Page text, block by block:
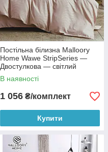
Постільна білизна Malloory
Home Wawe StripSeries —
Двостулкова — світлий
персик
В наявності
1 056 ₴/комплект
Купити